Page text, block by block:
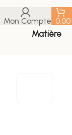
Mon Compte 0,00
Matière